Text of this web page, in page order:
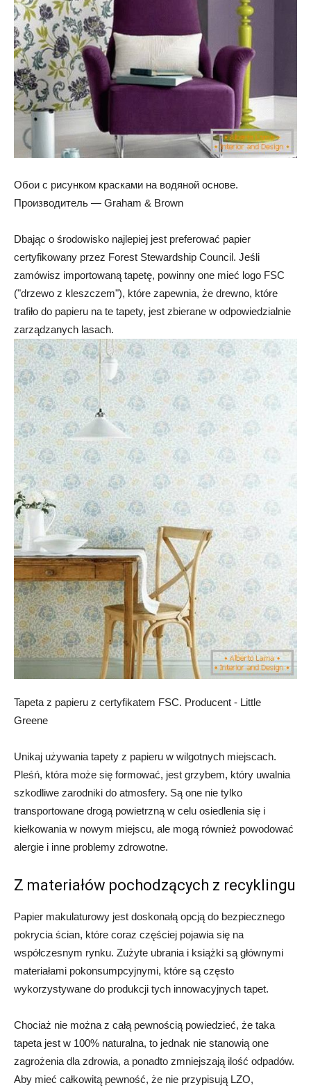
Обои с рисунком красками на водяной основе.
Производитель — Graham & Brown
Dbając o środowisko najlepiej jest preferować papier
certyfikowany przez Forest Stewardship Council. Jeśli
zamówisz importowaną tapetę, powinny one mieć logo FSC
("drzewo z kleszczem"), które zapewnia, że ​​drewno, które
trafiło do papieru na te tapety, jest zbierane w odpowiedzialnie
zarządzanych lasach.
Tapeta z papieru z certyfikatem FSC. Producent - Little
Greene
Unikaj używania tapety z papieru w wilgotnych miejscach.
Pleśń, która może się formować, jest grzybem, który uwalnia
szkodliwe zarodniki do atmosfery. Są one nie tylko
transportowane drogą powietrzną w celu osiedlenia się i
kiełkowania w nowym miejscu, ale mogą również powodować
alergie i inne problemy zdrowotne.
Z materiałów pochodzących z recyklingu
Papier makulaturowy jest doskonałą opcją do bezpiecznego
pokrycia ścian, które coraz częściej pojawia się na
współczesnym rynku. Zużyte ubrania i książki są głównymi
materiałami pokonsumpcyjnymi, które są często
wykorzystywane do produkcji tych innowacyjnych tapet.
Chociaż nie można z całą pewnością powiedzieć, że taka
tapeta jest w 100% naturalna, to jednak nie stanowią one
zagrożenia dla zdrowia, a ponadto zmniejszają ilość odpadów.
Aby mieć całkowitą pewność, że nie przypisują LZO,